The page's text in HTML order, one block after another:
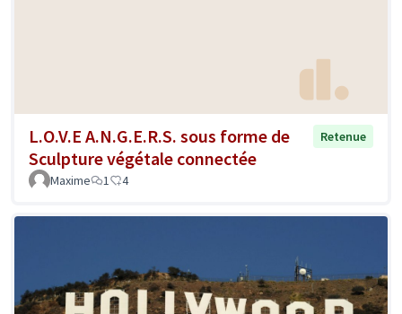
L.O.V.E A.N.G.E.R.S. sous forme de
Sculpture végétale connectée
Retenue
Maxime 1 4